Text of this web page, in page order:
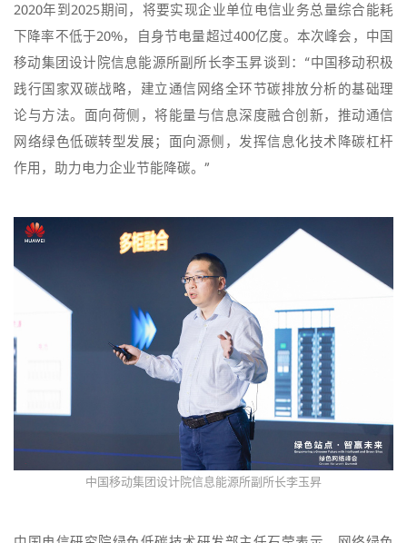
2020年到2025期间，将要实现企业单位电信业务总量综合能耗
下降率不低于20%，自身节电量超过400亿度。本次峰会，中国
移动集团设计院信息能源所副所长李玉昇谈到：“中国移动积极
践行国家双碳战略，建立通信网络全环节碳排放分析的基础理
论与方法。面向荷侧，将能量与信息深度融合创新，推动通信
网络绿色低碳转型发展；面向源侧，发挥信息化技术降碳杠杆
作用，助力电力企业节能降碳。”
中国移动集团设计院信息能源所副所长李玉昇